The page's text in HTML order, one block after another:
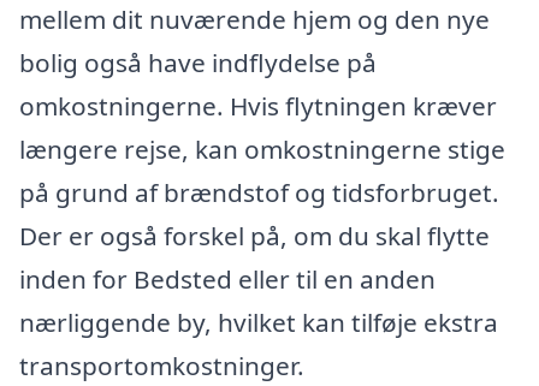
mellem dit nuværende hjem og den nye
bolig også have indflydelse på
omkostningerne. Hvis flytningen kræver
længere rejse, kan omkostningerne stige
på grund af brændstof og tidsforbruget.
Der er også forskel på, om du skal flytte
inden for Bedsted eller til en anden
nærliggende by, hvilket kan tilføje ekstra
transportomkostninger.